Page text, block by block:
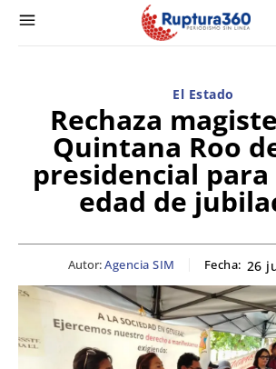
El Estado
Rechaza
Quintana Roo
presidencial
edad de
Autor:Agencia SIM Fecha: 26